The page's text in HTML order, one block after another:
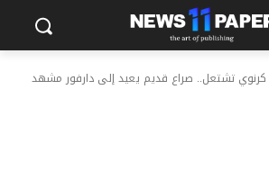
كرنوي تشتعل.. صراع قديم يعيد إلى دارفور مشهد